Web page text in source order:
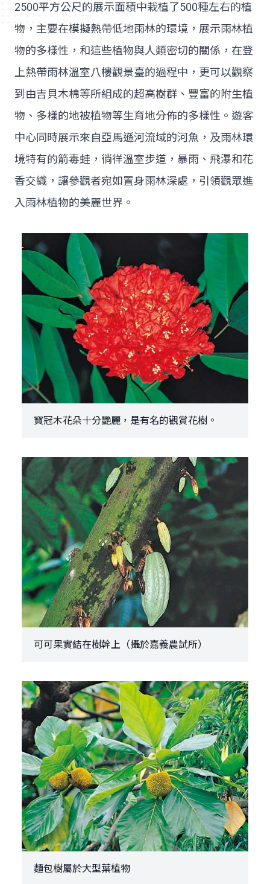
2500平方公尺的展示面積中栽植了500種左右的植
物，主要在模擬熱帶低地雨林的環境，展示雨林植
物的多樣性，和這些植物與人類密切的關係，在登
上熱帶雨林溫室八樓觀景臺的過程中，更可以觀察
到由吉貝木棉等所組成的超高樹群、豐富的附生植
物、多樣的地被植物等生育地分佈的多樣性。遊客
中心同時展示來自亞馬遜河流域的河魚，及雨林環
境特有的箭毒蛙，徜徉溫室步道，暴雨、飛瀑和花
香交織，讓參觀者宛如置身雨林深處，引領觀眾進
入雨林植物的美麗世界。
寶冠木花朵十分艷麗，是有名的觀賞花樹。
可可果實結在樹幹上（攝於嘉義農試所）
麵包樹屬於大型葉植物